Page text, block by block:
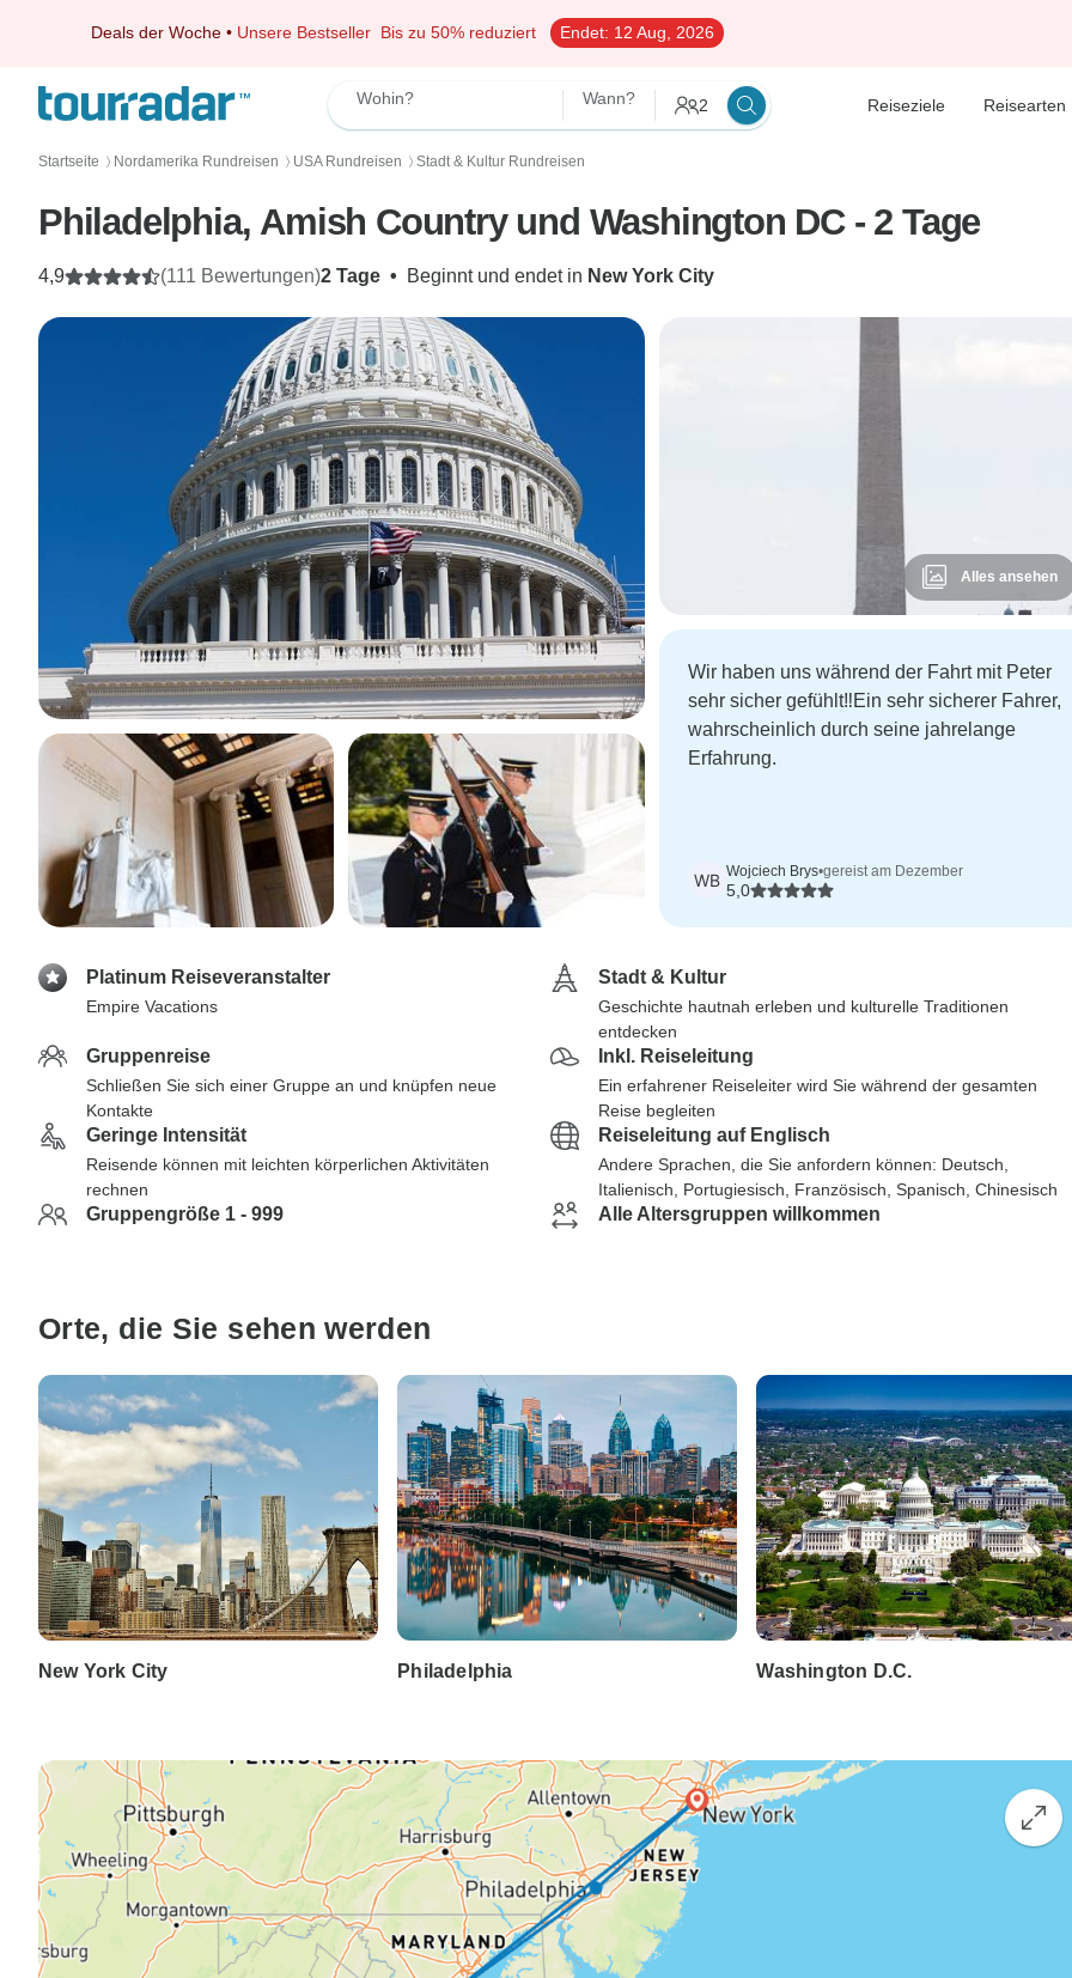
Deals der Woche • Unsere Bestseller Bis zu 50% reduziert Endet: 12 Aug, 2026
Wohin? Wann? 2 Reiseziele Reisearten
Startseite 〉 Nordamerika Rundreisen 〉 USA Rundreisen 〉 Stadt & Kultur Rundreisen
Philadelphia, Amish Country und Washington DC - 2 Tage
2 Tage • Beginnt und endet in New York City
4,9 (111 Bewertungen)
Alles ansehen
Wir haben uns während der Fahrt mit Peter
sehr sicher gefühlt‼️Ein sehr sicherer Fahrer,
wahrscheinlich durch seine jahrelange
Erfahrung.
WB Wojciech Brys•gereist am Dezember
5,0
Platinum Reiseveranstalter
Empire Vacations
Stadt & Kultur
Geschichte hautnah erleben und kulturelle Traditionen
entdecken
Gruppenreise
Schließen Sie sich einer Gruppe an und knüpfen neue
Kontakte
Inkl. Reiseleitung
Ein erfahrener Reiseleiter wird Sie während der gesamten
Reise begleiten
Geringe Intensität
Reisende können mit leichten körperlichen Aktivitäten
rechnen
Reiseleitung auf Englisch
Andere Sprachen, die Sie anfordern können: Deutsch,
Italienisch, Portugiesisch, Französisch, Spanisch, Chinesisch
Gruppengröße 1 - 999 Alle Altersgruppen willkommen
Orte, die Sie sehen werden
New York City Philadelphia Washington D.C.